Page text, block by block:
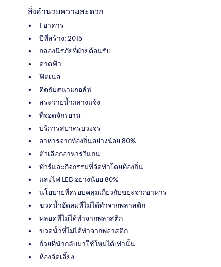
สิ่งอำนวยความสะดวก
1 อาคาร
ปีที่สร้าง: 2015
กล่องนิรภัยที่ฝ่ายต้อนรับ
ดาดฟ้า
ฟิตเนส
ติดกับสนามกอล์ฟ
สระว่ายน้ำกลางแจ้ง
ที่จอดจักรยาน
บริการสปาครบวงจร
อาหารจากท้องถิ่นอย่างน้อย 80%
ตัวเลือกอาหารวีแกน
ทัวร์และกิจกรรมที่จัดทำโดยท้องถิ่น
แสงไฟ LED อย่างน้อย 80%
นโยบายที่ครอบคลุมเกี่ยวกับขยะจากอาหาร
ขวดน้ำอัดลมที่ไม่ได้ทำจากพลาสติก
หลอดที่ไม่ได้ทำจากพลาสติก
ขวดน้ำที่ไม่ได้ทำจากพลาสติก
ถ้วยที่นำกลับมาใช้ใหม่ได้เท่านั้น
ห้องจัดเลี้ยง